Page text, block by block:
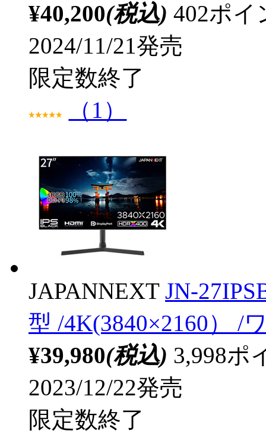
¥40,200(税込) 402ポ
2024/11/21発売
限定数終了
（1）
JAPANNEXT JN-
型 /4K(3840×2160） /
¥39,980(税込) 3,998ポ
2023/12/22発売
限定数終了